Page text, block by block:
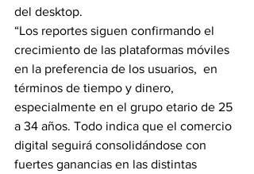
del desktop.
“Los reportes siguen confirmando el
crecimiento de las plataformas móviles
en la preferencia de los usuarios,  en
términos de tiempo y dinero,
especialmente en el grupo etario de 25
a 34 años. Todo indica que el comercio
digital seguirá consolidándose con
fuertes ganancias en las distintas